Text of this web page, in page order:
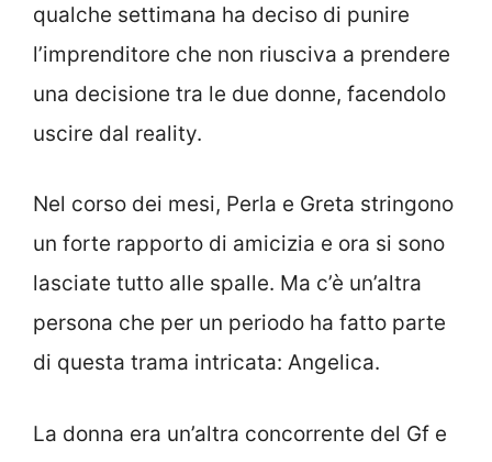
qualche settimana ha deciso di punire
l’imprenditore che non riusciva a prendere
una decisione tra le due donne, facendolo
uscire dal reality.
Nel corso dei mesi, Perla e Greta stringono
un forte rapporto di amicizia e ora si sono
lasciate tutto alle spalle. Ma c’è un’altra
persona che per un periodo ha fatto parte
di questa trama intricata: Angelica.
La donna era un’altra concorrente del Gf e